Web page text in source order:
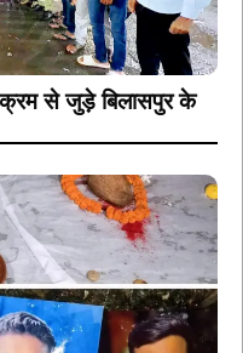
से जुड़े बिलासपुर के